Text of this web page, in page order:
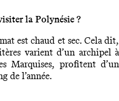
la Polynésie ?
est chaud et sec. Cela dit,
varient d’un archipel à
Marquises, profitent d’un
de l’année.